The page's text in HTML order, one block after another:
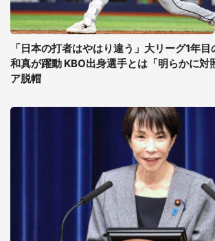
「日本の打者はやはり違う」大リーグ1年
和真が躍動 KBO出身選手とは「明らかに対
ア脱帽